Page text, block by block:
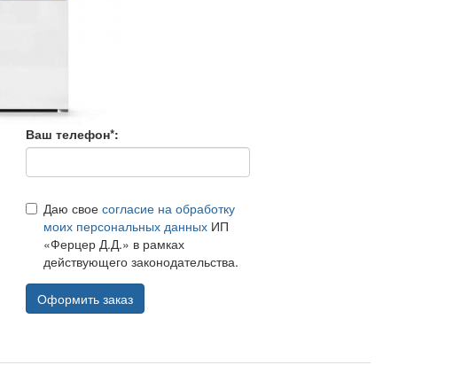
Ваш телефон*:
Даю свое согласие на обработку
моих персональных данныхИП
«Ферцер Д.Д.» в рамках
действующего законодательства.
Оформить заказ